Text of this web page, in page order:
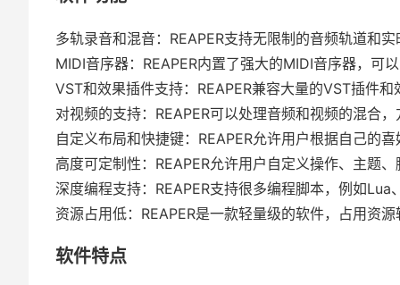
多轨录音和混音：REAPER支持无限制的音频轨道和
MIDI音序器：REAPER内置了强大的MIDI音序器，可
VST和效果插件支持：REAPER兼容大量的VST插件
对视频的支持：REAPER可以处理音频和视频的混合
自定义布局和快捷键：REAPER允许用户根据自己的
高度可定制性：REAPER允许用户自定义操作、主题
深度编程支持：REAPER支持很多编程脚本，例如
资源占用低：REAPER是一款轻量级的软件，占用资
软件特点